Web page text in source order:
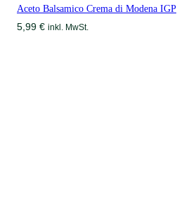
Aceto Balsamico Crema di Modena IGP
5,99 € inkl. MwSt.